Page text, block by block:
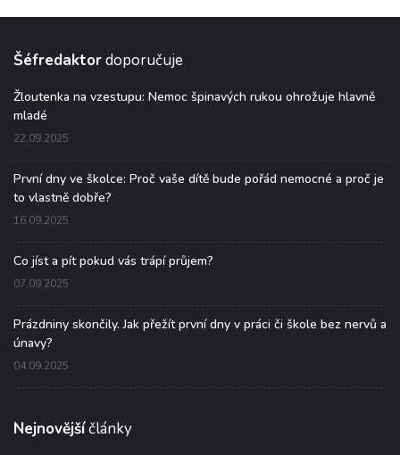
Šéfredaktordoporučuje
Žloutenka na vzestupu: Nemoc špinavých rukou ohrožuje hlavně
mladé
22.09.2025
První dny ve školce: Proč vaše dítě bude pořád nemocné a proč je
to vlastně dobře?
16.09.2025
Co jíst a pít pokud vás trápí průjem?
07.09.2025
Prázdniny skončily. Jak přežít první dny v práci či škole bez nervů a
únavy?
04.09.2025
Nejnovějšíčlánky